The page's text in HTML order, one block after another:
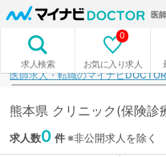
医
求人検索 お気に入り求人
0
医師求人・転職のマイナビDOCTOR
熊本県 クリニック(保険診
求人数0 件※非公開求人を除く